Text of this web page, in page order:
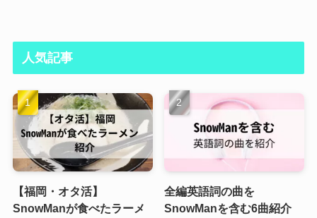
人気記事
【福岡・オタ活】
SnowManが食べたラーメ
全編英語詞の曲を
SnowManを含む6曲紹介